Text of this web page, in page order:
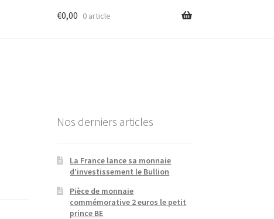
€0,00 0 article
Nos derniers articles
La France lance sa monnaie
d’investissement le Bullion
Pièce de monnaie
commémorative 2 euros le petit
prince BE